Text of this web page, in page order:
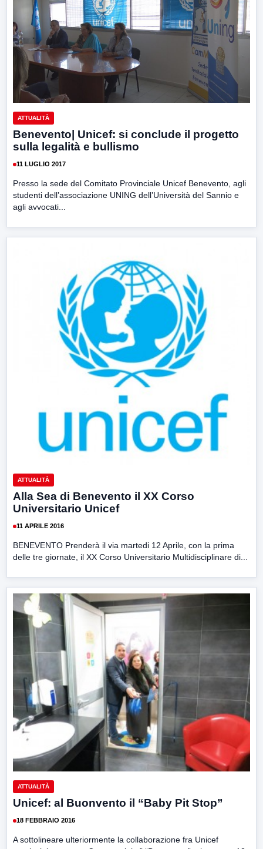
ATTUALITÀ
Benevento| Unicef: si conclude il progetto
sulla legalità e bullismo
11 LUGLIO 2017
Presso la sede del Comitato Provinciale Unicef Benevento, agli
studenti dell’associazione UNING dell’Università del Sannio e
agli avvocati...
ATTUALITÀ
Alla Sea di Benevento il XX Corso
Universitario Unicef
11 APRILE 2016
BENEVENTO Prenderà il via martedi 12 Aprile, con la prima
delle tre giornate, il XX Corso Universitario Multidisciplinare di...
ATTUALITÀ
Unicef: al Buonvento il “Baby Pit Stop”
18 FEBBRAIO 2016
A sottolineare ulteriormente la collaborazione fra Unicef